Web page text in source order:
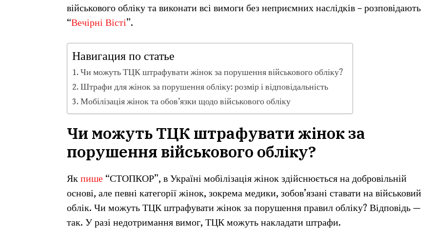
військового обліку та виконати всі вимоги без неприємних наслідків – розповідають
“Вечірні Вісті”.
Навигация по статье
Чи можуть ТЦК штрафувати жінок за порушення військового обліку?
Штрафи для жінок за порушення обліку: розмір і відповідальність
Мобілізація жінок та обов’язки щодо військового обліку
Чи можуть ТЦК штрафувати жінок за
порушення військового обліку?
Як пише “СТОПКОР”, в Україні мобілізація жінок здійснюється на добровільній
основі, але певні категорії жінок, зокрема медики, зобов’язані ставати на військовий
облік. Чи можуть ТЦК штрафувати жінок за порушення правил обліку? Відповідь —
так. У разі недотримання вимог, ТЦК можуть накладати штрафи.